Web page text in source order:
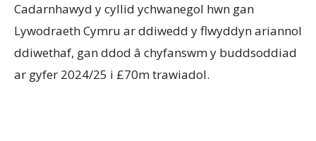
Cadarnhawyd y cyllid ychwanegol hwn gan
Lywodraeth Cymru ar ddiwedd y flwyddyn ariannol
ddiwethaf, gan ddod â chyfanswm y buddsoddiad
ar gyfer 2024/25 i £70m trawiadol.